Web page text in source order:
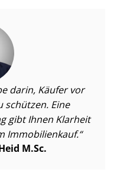
darin, Käufer vor
schützen. Eine
gibt Ihnen Klarheit
Immobilienkauf.
M.Sc.